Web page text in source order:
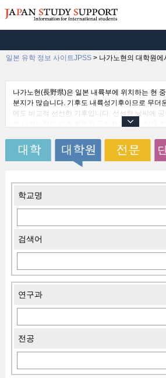
일본 유학 정보 사이트JPSS > 나가노현의 대학원에
나가노현(長野県)은 일본 내륙부에 위치하는 현
분지가 많습니다. 기후도 내륙성기후이므로 무더
에도 비교적 선선한 기후입니다. 선선한 날씨에
게 나가노현은 아주 적합한 곳이라고 할 수 있을
있을 것입니다. 또한 신칸센을 타면 도쿄로 쉽게
름에는 호쿠리쿠(北陸) 방면으로도 연장되므로
학교명
검색어
연구과
전공